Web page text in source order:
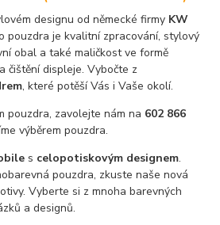
designu od německé firmy KW
pouzdra je kvalitní zpracování, stylový
obal a také maličkost ve formě
čištění displeje. Vybočte z
, které potěší Vás i Vaše okolí.
pouzdra, zavolejte nám na 602 866
výběrem pouzdra.
s celopotiskovým designem.
pouzdra, zkuste naše nová
Vyberte si z mnoha barevných
a designů.